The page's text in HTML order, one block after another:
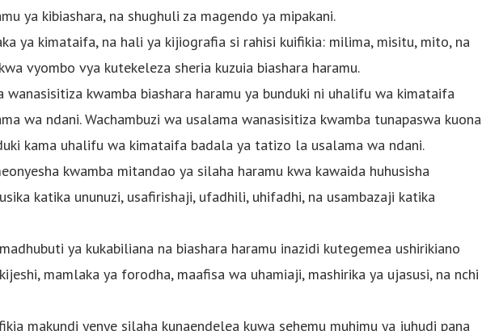
ya kibiashara, na shughuli za magendo ya mipakani.
ya kimataifa, na hali ya kijiografia si rahisi kuifikia: milima, misitu, mito, na
vyombo vya kutekeleza sheria kuzuia biashara haramu.
wanasisitiza kwamba biashara haramu ya bunduki ni uhalifu wa kimataifa
wa ndani. Wachambuzi wa usalama wanasisitiza kwamba tunapaswa kuona
kama uhalifu wa kimataifa badala ya tatizo la usalama wa ndani.
kwamba mitandao ya silaha haramu kwa kawaida huhusisha
katika ununuzi, usafirishaji, ufadhili, uhifadhi, na usambazaji katika
ya kukabiliana na biashara haramu inazidi kutegemea ushirikiano
mamlaka ya forodha, maafisa wa uhamiaji, mashirika ya ujasusi, na nchi
makundi yenye silaha kunaendelea kuwa sehemu muhimu ya juhudi pana